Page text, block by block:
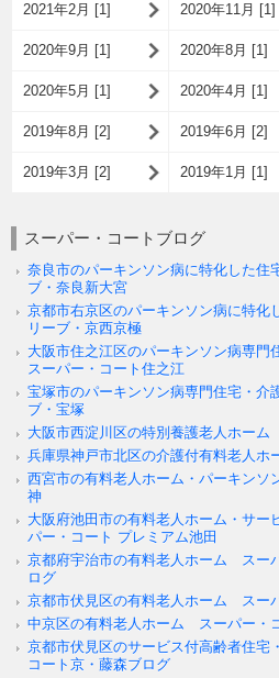
2021年2月 [1] 2020年11月 [1]
2020年9月 [1] 2020年8月 [1]
2020年5月 [1] 2020年4月 [1]
2019年8月 [2] 2019年6月 [2]
2019年3月 [2] 2019年1月 [1]
スーパー・コートブログ
奈良市のパーキンソン病に特化した
ブ・奈良新大宮
京都市右京区のパーキンソン病に特
リーブ・京西京極
大阪市住之江区のパーキンソン病専
スーパー・コート住之江
宝塚市のパーキンソン病専門住宅・
ブ・宝塚
大阪市西淀川区の特別養護老人ホー
兵庫県神戸市北区の介護付有料老人ホ
西宮市の有料老人ホーム・パーキンソ
神
大阪府池田市の有料老人ホーム・サ
パー・コート プレミアム池田
京都府宇治市の有料老人ホーム スー
ログ
京都市伏見区の有料老人ホーム スー
中京区の有料老人ホーム スーパー・
京都市伏見区のサービス付高齢者住
コート京・藤森ブログ